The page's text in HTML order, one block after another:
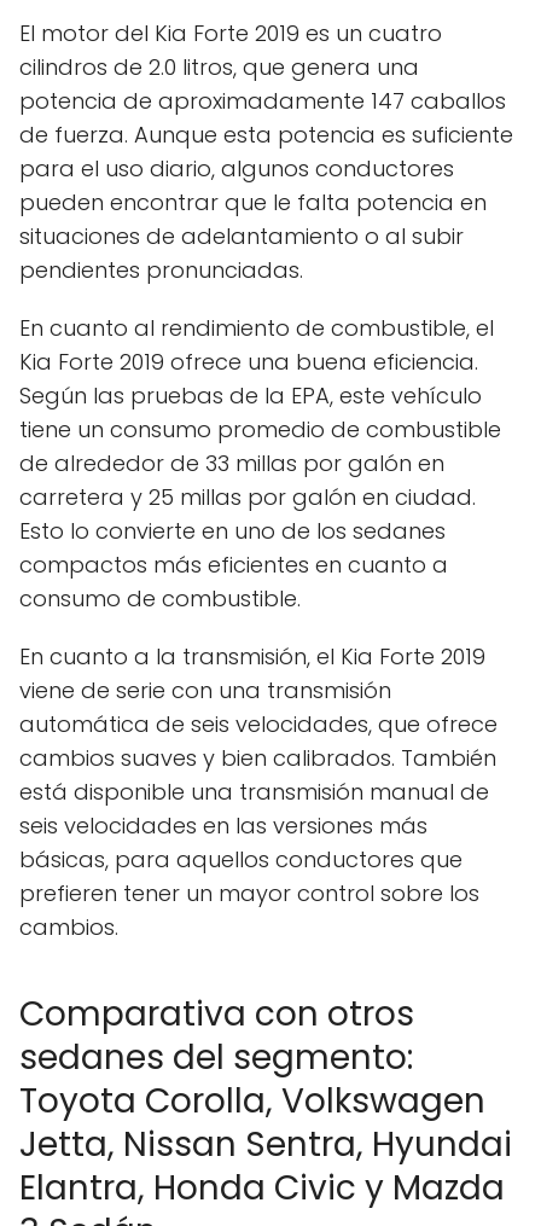
El motor del Kia Forte 2019 es un cuatro
cilindros de 2.0 litros, que genera una
potencia de aproximadamente 147 caballos
de fuerza. Aunque esta potencia es suficiente
para el uso diario, algunos conductores
pueden encontrar que le falta potencia en
situaciones de adelantamiento o al subir
pendientes pronunciadas.
En cuanto al rendimiento de combustible, el
Kia Forte 2019 ofrece una buena eficiencia.
Según las pruebas de la EPA, este vehículo
tiene un consumo promedio de combustible
de alrededor de 33 millas por galón en
carretera y 25 millas por galón en ciudad.
Esto lo convierte en uno de los sedanes
compactos más eficientes en cuanto a
consumo de combustible.
En cuanto a la transmisión, el Kia Forte 2019
viene de serie con una transmisión
automática de seis velocidades, que ofrece
cambios suaves y bien calibrados. También
está disponible una transmisión manual de
seis velocidades en las versiones más
básicas, para aquellos conductores que
prefieren tener un mayor control sobre los
cambios.
Comparativa con otros
sedanes del segmento:
Toyota Corolla, Volkswagen
Jetta, Nissan Sentra, Hyundai
Elantra, Honda Civic y Mazda